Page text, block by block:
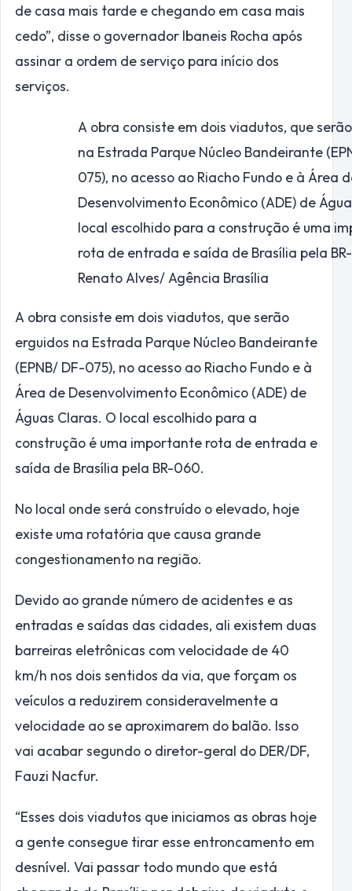
de casa mais tarde e chegando em casa mais
cedo”, disse o governador Ibaneis Rocha após
assinar a ordem de serviço para início dos
serviços.
A obra consiste em dois viadutos, que
na Estrada Parque Núcleo Bandeirante
075), no acesso ao Riacho Fundo e à Área
Desenvolvimento Econômico (ADE) de
local escolhido para a construção é uma
rota de entrada e saída de Brasília pela
Renato Alves/ Agência Brasília
A obra consiste em dois viadutos, que serão
erguidos na Estrada Parque Núcleo Bandeirante
(EPNB/ DF-075), no acesso ao Riacho Fundo e à
Área de Desenvolvimento Econômico (ADE) de
Águas Claras. O local escolhido para a
construção é uma importante rota de entrada e
saída de Brasília pela BR-060.
No local onde será construído o elevado, hoje
existe uma rotatória que causa grande
congestionamento na região.
Devido ao grande número de acidentes e as
entradas e saídas das cidades, ali existem duas
barreiras eletrônicas com velocidade de 40
km/h nos dois sentidos da via, que forçam os
veículos a reduzirem consideravelmente a
velocidade ao se aproximarem do balão. Isso
vai acabar segundo o diretor-geral do DER/DF,
Fauzi Nacfur.
“Esses dois viadutos que iniciamos as obras hoje
a gente consegue tirar esse entroncamento em
desnível. Vai passar todo mundo que está